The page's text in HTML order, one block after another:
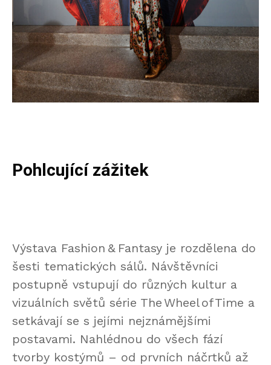
Pohlcující zážitek
Výstava Fashion & Fantasy je rozdělena do
šesti tematických sálů. Návštěvníci
postupně vstupují do různých kultur a
vizuálních světů série The Wheel of Time a
setkávají se s jejími nejznámějšími
postavami. Nahlédnou do všech fází
tvorby kostýmů – od prvních náčrtků až